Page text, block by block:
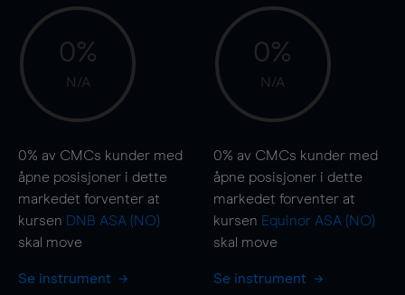
0%
N/A
0% av CMCs kunder med
åpne posisjoner i dette
markedet forventer at
kursen DNB ASA (NO)
skal move
Se instrument
0%
N/A
0% av CMCs kunder med
åpne posisjoner i dette
markedet forventer at
kursen Equinor ASA (NO)
skal move
Se instrument